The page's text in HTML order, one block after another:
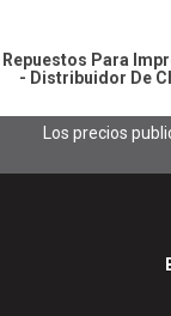
Repuestos Para
- Distribuidor De
Los precios